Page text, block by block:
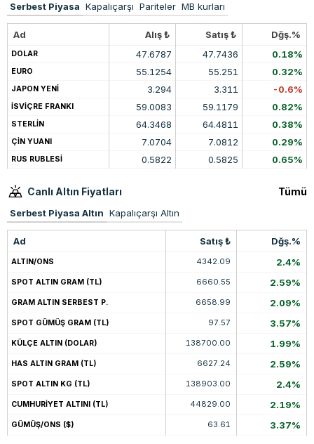
Serbest Piyasa Kapalıçarşı Pariteler MB kurları
Ad Alış ₺ Satış ₺ Dğş.%
DOLAR 47.6787 47.7436 0.18%
EURO 55.1254 55.251 0.32%
JAPON YENİ 3.294 3.311 -0.6%
İSVİÇRE FRANKI 59.0083 59.1179 0.82%
STERLİN 64.3468 64.4811 0.38%
ÇİN YUANI 7.0704 7.0812 0.29%
RUS RUBLESİ 0.5822 0.5825 0.65%
Canlı Altın Fiyatları Tümü
Serbest Piyasa Altın Kapalıçarşı Altın
Ad Satış ₺ Dğş.%
ALTIN/ONS 4342.09 2.4%
SPOT ALTIN GRAM (TL) 6660.55 2.59%
GRAM ALTIN SERBEST P. 6658.99 2.09%
SPOT GÜMÜŞ GRAM (TL) 97.57 3.57%
KÜLÇE ALTIN (DOLAR) 138700.00 1.99%
HAS ALTIN GRAM (TL) 6627.24 2.59%
SPOT ALTIN KG (TL) 138903.00 2.4%
CUMHURİYET ALTINI (TL) 44829.00 2.19%
GÜMÜŞ/ONS ($) 63.61 3.37%